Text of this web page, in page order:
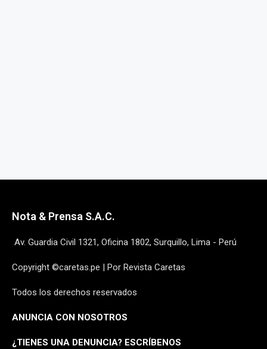
Nota & Prensa S.A.C.
Av. Guardia Civil 1321, Oficina 1802, Surquillo, Lima - Perú
Copyright ©caretas.pe | Por Revista Caretas
Todos los derechos reservados
ANUNCIA CON NOSOTROS
¿TIENES UNA DENUNCIA? ESCRÍBENOS